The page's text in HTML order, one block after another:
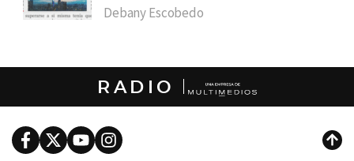
Debany Escobedo
RADIO
FacebookTwitterYoutubeInstagram